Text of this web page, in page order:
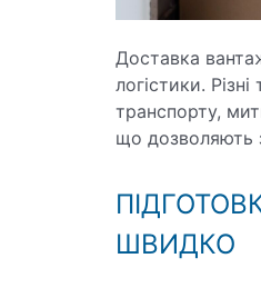
Доставка
логістики.
транспорту,
що дозволяють
ШВИДКО